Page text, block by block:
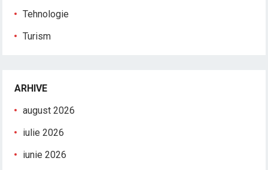
Tehnologie
Turism
ARHIVE
august 2026
iulie 2026
iunie 2026